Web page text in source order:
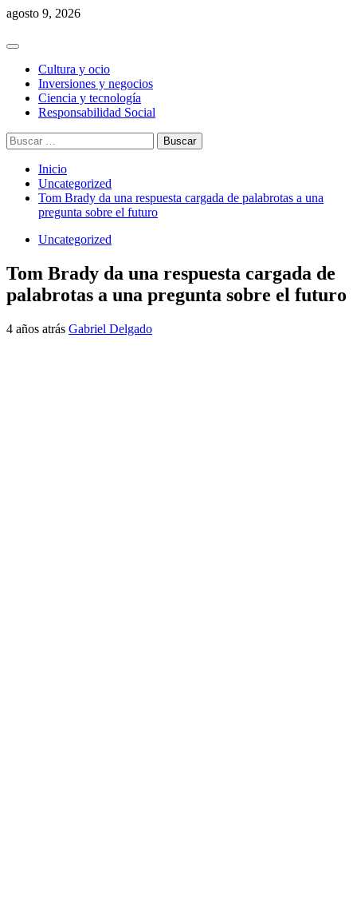
Saltar
contenido
agosto 9, 2026
Menú
principalCultura y ocio
Inversiones y negocios
Ciencia y tecnología
Responsabilidad Social
Buscar:
Inicio
Uncategorized
Tom Brady da una respuesta cargada de palabrotas a una
pregunta sobre el futuro
Uncategorized
Tom Brady da una respuesta cargada de
palabrotas a una pregunta sobre el futuro
4 años atrás Gabriel Delgado